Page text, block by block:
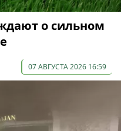
о сильном
07 АВГУСТА 2026 16:59